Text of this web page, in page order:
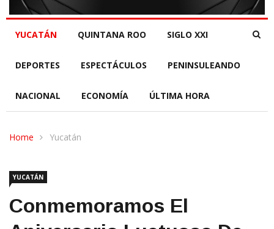
YUCATÁN QUINTANA ROO SIGLO XXI
DEPORTES ESPECTÁCULOS PENINSULEANDO
NACIONAL ECONOMÍA ÚLTIMA HORA
Home Yucatán
YUCATÁN
Conmemoramos El